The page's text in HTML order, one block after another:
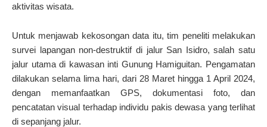
aktivitas wisata.
Untuk menjawab kekosongan data itu, tim peneliti melakukan
survei lapangan non-destruktif di jalur San Isidro, salah satu
jalur utama di kawasan inti Gunung Hamiguitan. Pengamatan
dilakukan selama lima hari, dari 28 Maret hingga 1 April 2024,
dengan memanfaatkan GPS, dokumentasi foto, dan
pencatatan visual terhadap individu pakis dewasa yang terlihat
di sepanjang jalur.